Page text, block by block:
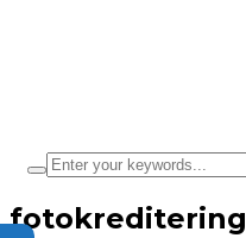
fotokreditering